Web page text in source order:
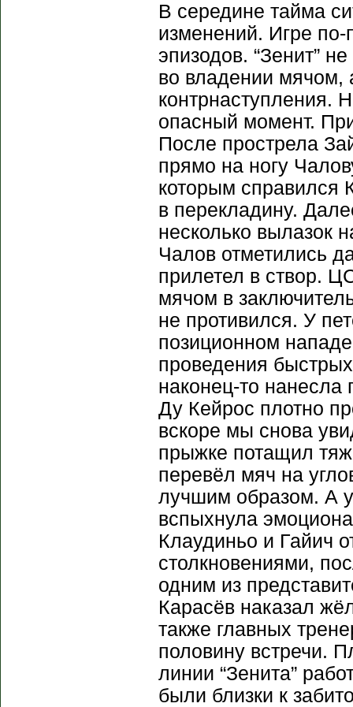
В середине тайма
изменений. Игре
эпизодов. “Зенит”
во владении мячом,
контрнаступления.
опасный момент.
После прострела
прямо на ногу
которым справился
в перекладину.
несколько вылазок
Чалов отметились
прилетел в створ.
мячом в
не противился. У
позиционном
проведения
наконец-то
Ду Кейрос плотно
вскоре мы снова
прыжке потащил
перевёл мяч на
лучшим образом. А
вспыхнула
Клаудиньо и Гайич
столкновениями,
одним из
Карасёв наказал
также главных
половину встречи.
линии “Зенита”
были близки к